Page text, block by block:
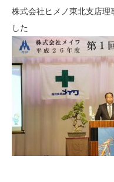
株式会社ヒメノ東北支店理
した